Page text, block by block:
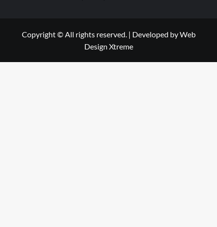
Copyright © All rights reserved. | Developed byWeb
Design Xtreme